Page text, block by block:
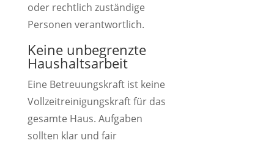
oder rechtlich zuständige
Personen verantwortlich.
Keine unbegrenzte
Haushaltsarbeit
Eine Betreuungskraft ist keine
Vollzeitreinigungskraft für das
gesamte Haus. Aufgaben
sollten klar und fair